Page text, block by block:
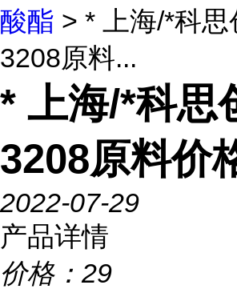
酸酯 > * 上海/*科思
3208原料...
* 上海/*科思
3208原料价
2022-07-29
产品详情
价格： 29